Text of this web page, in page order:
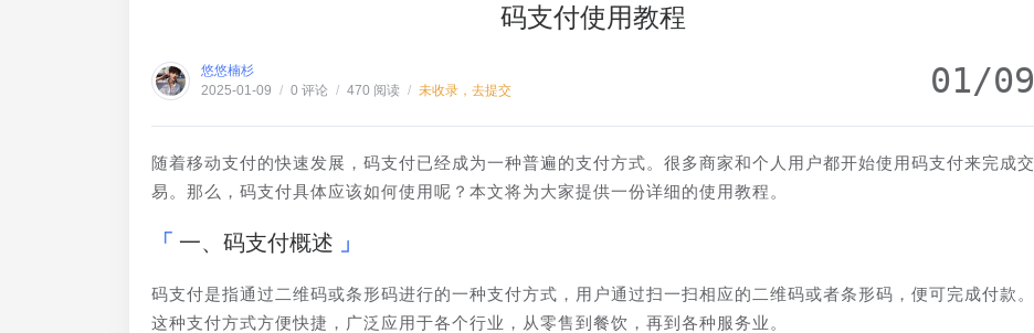
码支付使用教程
悠悠楠杉
2025-01-09 / 0 评论 / 470 阅读 / 未收录，去提交 01/09
随着移动支付的快速发展，码支付已经成为一种普遍的支付方式。很多商家和个人用户都开始使用码支付来完成交
易。那么，码支付具体应该如何使用呢？本文将为大家提供一份详细的使用教程。
一、码支付概述
码支付是指通过二维码或条形码进行的一种支付方式，用户通过扫一扫相应的二维码或者条形码，便可完成付款。
这种支付方式方便快捷，广泛应用于各个行业，从零售到餐饮，再到各种服务业。